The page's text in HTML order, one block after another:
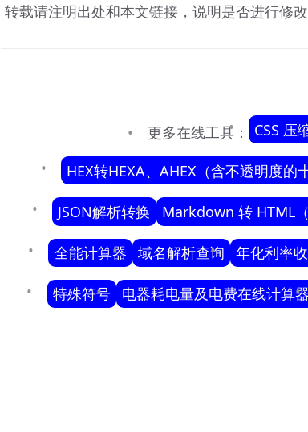
转载请注明出处和本文链接，说明是否进行修
更多在线工具： CSS 压
HEX转HEXA、AHEX（含不透明度的
JSON解析转换 Markdown 转 HTML
全能计算器 域名解析查询 年化利率
特殊符号 电器耗电量及电费在线计算器